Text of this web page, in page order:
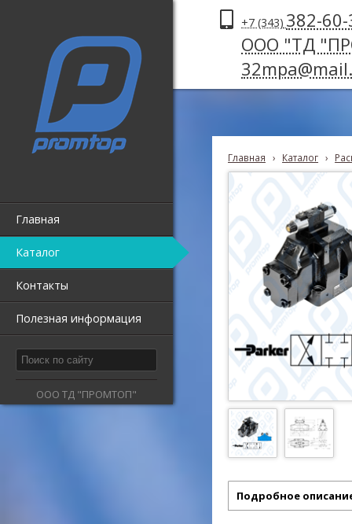
Главная
Каталог
Контакты
Полезная информация
ООО ТД "ПРОМТОП"
+7 (343) 382-
ООО "ТД
Главная › Каталог ›
Подробное